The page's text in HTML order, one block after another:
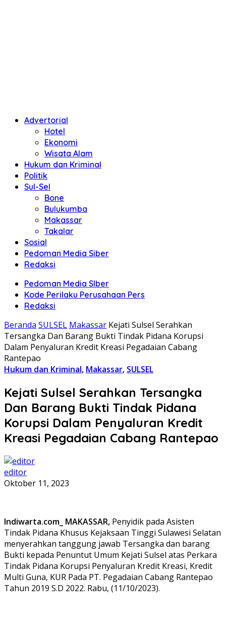
Advertorial
Hotel
Ekonomi
Wisata Alam
Hukum dan Kriminal
Politik
Sul-Sel
Bone
Bulukumba
Makassar
Takalar
Sosial
Pedoman Media Siber
Redaksi
Pedoman Media SIber
Kode Perilaku Perusahaan Pers
Redaksi
Beranda SULSEL Makassar Kejati Sulsel Serahkan
Tersangka Dan Barang Bukti Tindak Pidana Korupsi
Dalam Penyaluran Kredit Kreasi Pegadaian Cabang
Rantepao
Hukum dan Kriminal, Makassar, SULSEL
Kejati Sulsel Serahkan Tersangka
Dan Barang Bukti Tindak Pidana
Korupsi Dalam Penyaluran Kredit
Kreasi Pegadaian Cabang Rantepao
editor
Oktober 11, 2023
Indiwarta.com_ MAKASSAR, Penyidik pada Asisten
Tindak Pidana Khusus Kejaksaan Tinggi Sulawesi Selatan
menyerahkan tanggung jawab Tersangka dan barang
Bukti kepada Penuntut Umum Kejati Sulsel atas Perkara
Tindak Pidana Korupsi Penyaluran Kredit Kreasi, Kredit
Multi Guna, KUR Pada PT. Pegadaian Cabang Rantepao
Tahun 2019 S.D 2022. Rabu, (11/10/2023).